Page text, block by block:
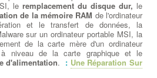
le remplacement du disque dur, le
de la mémoire RAM de l'ordinateur
et le transfert de données, la
sur un ordinateur portable MSI, la
de la carte mère d'un ordinateur
niveau de la carte graphique et le
d'alimentation. : Une Réparation Sur